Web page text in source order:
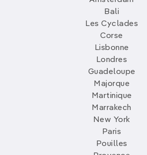
Bali
Les Cyclades
Corse
Lisbonne
Londres
Guadeloupe
Majorque
Martinique
Marrakech
New York
Paris
Pouilles